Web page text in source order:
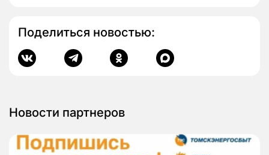
Поделиться новостью:
Новости партнеров